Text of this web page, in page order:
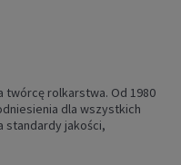
twórcę rolkarstwa. Od 1980
dla wszystkich
standardy jakości,